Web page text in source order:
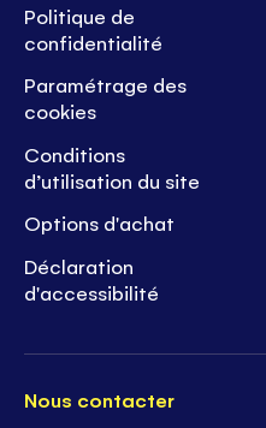
Politique de
confidentialité
Paramétrage des
cookies
Conditions
d’utilisation du site
Options d'achat
Déclaration
d'accessibilité
Nous contacter